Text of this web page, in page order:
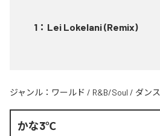
1 ： Lei Lokelani (Remix)
ジャンル： ワールド / R&B/Soul / ダンス
かな3℃